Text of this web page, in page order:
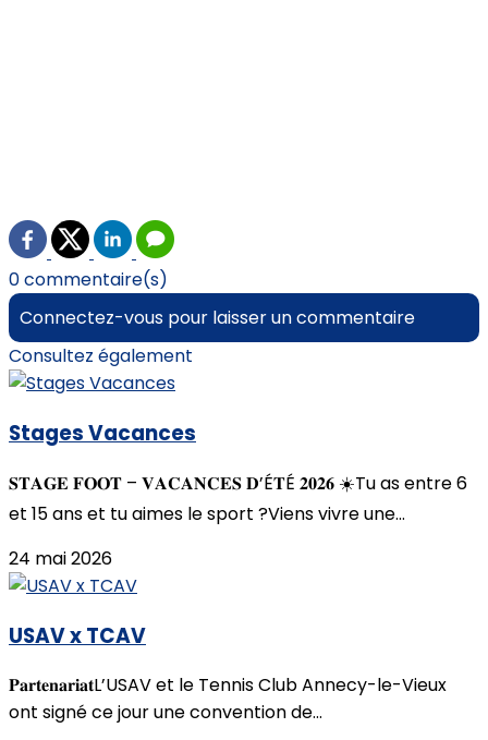
0 commentaire(s)
Connectez-vous pour laisser un commentaire
Consultez également
Stages Vacances
𝐒𝐓𝐀𝐆𝐄 𝐅𝐎𝐎𝐓 – 𝐕𝐀𝐂𝐀𝐍𝐂𝐄𝐒 𝐃’É𝐓É 𝟐𝟎𝟐𝟔 ☀️Tu as entre 6
et 15 ans et tu aimes le sport ?Viens vivre une...
24 mai 2026
USAV x TCAV
𝐏𝐚𝐫𝐭𝐞𝐧𝐚𝐫𝐢𝐚𝐭L’USAV et le Tennis Club Annecy-le-Vieux
ont signé ce jour une convention de...